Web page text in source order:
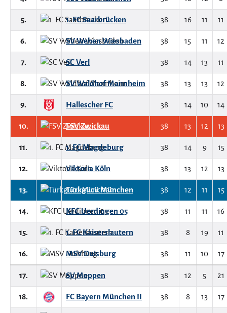
5. 1. FC Saarbrücken 38 16 11 11
6. SV Wehen Wiesbaden 38 15 11 12
7. SC Verl 38 14 13 11
8. SV Waldhof Mannheim 38 13 13 12
9. Hallescher FC 38 14 10 14
10. FSV Zwickau 38 13 12 13
11. 1. FC Magdeburg 38 14 9 15
12. Viktoria Köln 38 13 12 13
13. Türkgücü München 38 12 11 15
14. KFC Uerdingen 05 38 11 11 16
15. 1. FC Kaiserslautern 38 8 19 11
16. MSV Duisburg 38 11 10 17
17. SV Meppen 38 12 5 21
18. FC Bayern München II 38 8 13 17